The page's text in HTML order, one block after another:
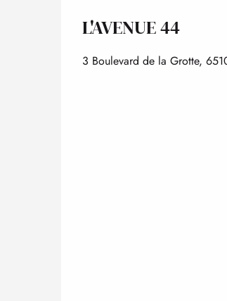
L'AVENUE 44
3 Boulevard de la Grotte,